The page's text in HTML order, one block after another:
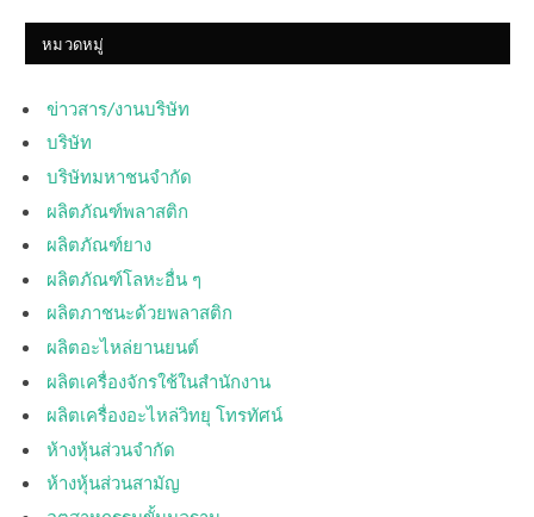
หมวดหมู่
ข่าวสาร/งานบริษัท
บริษัท
บริษัทมหาชนจำกัด
ผลิตภัณฑ์พลาสติก
ผลิตภัณฑ์ยาง
ผลิตภัณฑ์โลหะอื่น ๆ
ผลิตภาชนะด้วยพลาสติก
ผลิตอะไหล่ยานยนต์
ผลิตเครื่องจักรใช้ในสำนักงาน
ผลิตเครื่องอะไหล่วิทยุ โทรทัศน์
ห้างหุ้นส่วนจำกัด
ห้างหุ้นส่วนสามัญ